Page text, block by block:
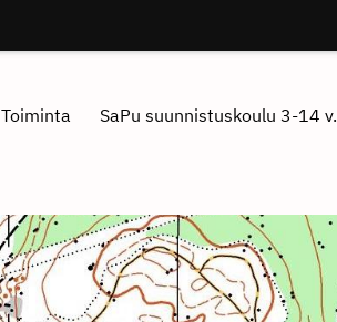
Toiminta SaPu suunnistuskoulu 3-14 v.